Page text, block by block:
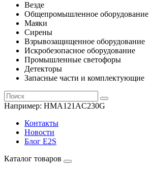
Везде
Общепромышленное оборудование
Маяки
Сирены
Взрывозащищенное оборудование
Искробезопасное оборудование
Промышленные светофоры
Детекторы
Запасные части и комплектующие
Например: HMA121AC230G
Контакты
Новости
Блог E2S
Каталог товаров